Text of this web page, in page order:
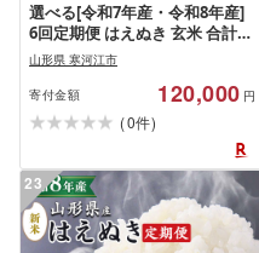
選べる[令和7年産・令和8年産]
6回定期便 はえぬき 玄米 合計
60kg (10kg× 6回) 2025年産
2026年産 山形県産お取り寄せ
小分け 便利 農家直送 ごはん 東
北 5キロ 10キロ 60キロ 6ヵ月 6
ヶ月 配送時期 選べる 山形 米ど
山形県 寒河江市
寄付金額 120,000 円
(0件)
23